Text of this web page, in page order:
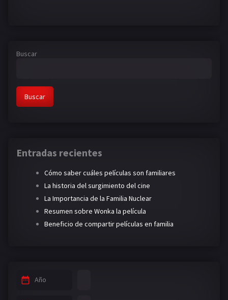
Buscar
Buscar
Entradas recientes
Cómo saber cuáles películas son familiares
La historia del surgimiento del cine
La Importancia de la Familia Nuclear
Resumen sobre Wonka la película
Beneficio de compartir películas en familia
Año